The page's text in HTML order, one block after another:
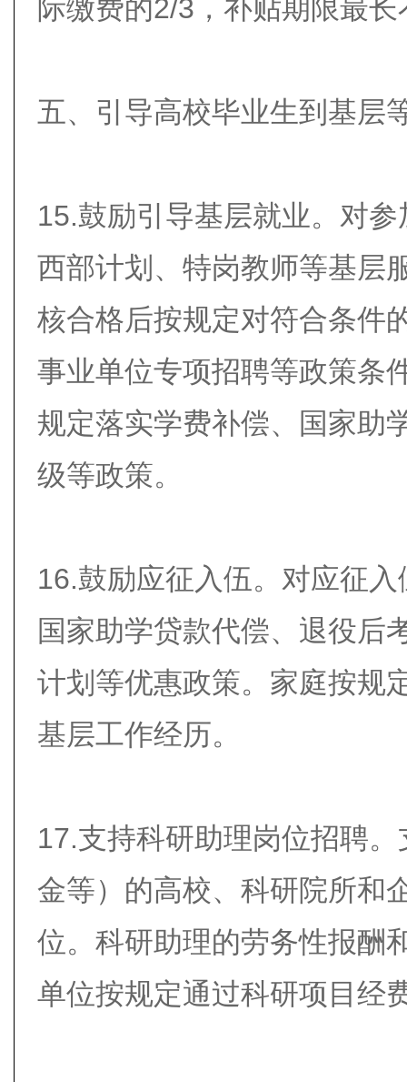
际缴费的2/3，补贴期限最
五、引导高校毕业生到基层
15.鼓励引导基层就业。对
西部计划、特岗教师等基层
核合格后按规定对符合条件
事业单位专项招聘等政策条
规定落实学费补偿、国家助
级等政策。
16.鼓励应征入伍。对应征
国家助学贷款代偿、退役后
计划等优惠政策。家庭按规
基层工作经历。
17.支持科研助理岗位招聘
金等）的高校、科研院所和
位。科研助理的劳务性报酬
单位按规定通过科研项目经